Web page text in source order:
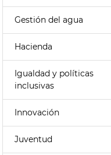
Gestión del agua
Hacienda
Igualdad y políticas
inclusivas
Innovación
Juventud